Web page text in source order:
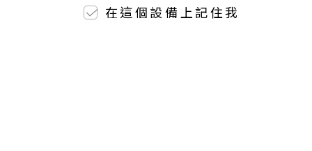
在這個設備上記住我